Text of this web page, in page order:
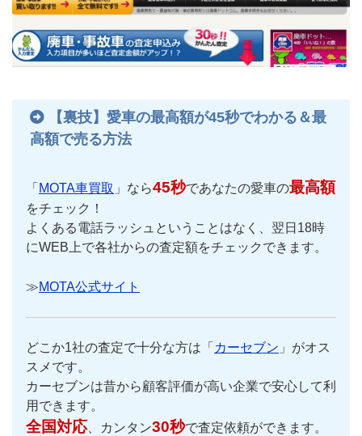
【裏技】愛車の最高額が45秒でわかる＆最
高額で売る方法
「 MOTA車買取 」なら45秒であなたの愛車の最高額
をチェック！
よくある電話ラッシュということはなく、翌日18時
にWEB上で各社からの査定額をチェックできます。
≫MOTA公式サイト
どこか1社の査定で十分な方は「 カーセブン 」がオス
スメです。
カーセブンは昔から顧客評価が高い企業で安心して利
用できます。
全国対応、カンタン30秒で査定依頼ができます。